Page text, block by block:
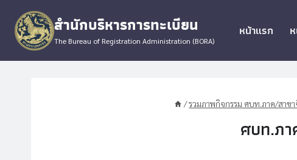
content
สำนักบริหารการทะเบียน
The Bureau of Registration Administration (BORA)
หน้าแรก
/รวมภาพกิจกรรม ศบท.ภาค/สาขา
ศบท.ภ